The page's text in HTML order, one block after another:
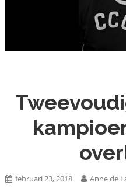
februari 23, 2018 Anne de